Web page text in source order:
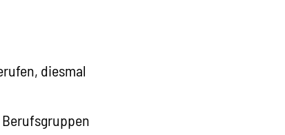
diesmal
Berufsgruppen